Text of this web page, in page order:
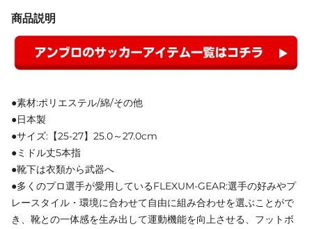
商品説明
●素材:ポリエステル/綿/その他
●日本製
●サイズ:【25-27】25.0～27.0cm
●ミドル丈5本指
●靴下は衣類から武器へ
●多くのプロ選手が愛用しているFLEXUM-GEAR:選手の好みやプ
レースタイル・環境に合わせて自由に組み合わせを選ぶことがで
き、靴との一体感を生み出して運動機能を向上させる、フットボ